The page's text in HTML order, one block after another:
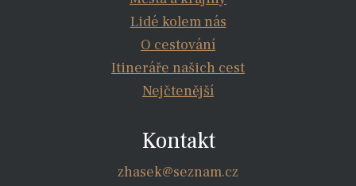
Lidé kolem nás
O cestování
Itineráře našich cest
Nejčtenější
Kontakt
zhasek@seznam.cz